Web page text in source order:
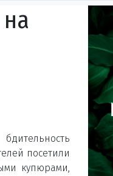
посетили
купюрами,